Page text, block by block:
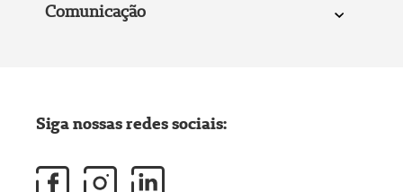
Comunicação
Siga nossas redes sociais: